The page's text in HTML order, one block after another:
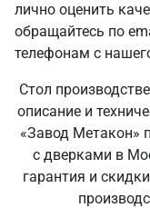
лично оценить
обращайтесь по
телефонам с
Стол
описание и
«Завод Метакон»
с дверками в
гарантия и